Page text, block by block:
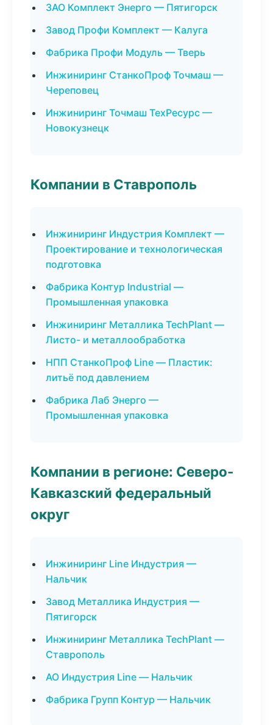
ЗАО Комплект Энерго — Пятигорск
Завод Профи Комплект — Калуга
Фабрика Профи Модуль — Тверь
Инжиниринг СтанкоПроф Точмаш —
Череповец
Инжиниринг Точмаш ТехРесурс —
Новокузнецк
Компании в Ставрополь
Инжиниринг Индустрия Комплект —
Проектирование и технологическая
подготовка
Фабрика Контур Industrial —
Промышленная упаковка
Инжиниринг Металлика TechPlant —
Листо- и металлообработка
НПП СтанкоПроф Line — Пластик:
литьё под давлением
Фабрика Лаб Энерго —
Промышленная упаковка
Компании в регионе: Северо-
Кавказский федеральный
округ
Инжиниринг Line Индустрия —
Нальчик
Завод Металлика Индустрия —
Пятигорск
Инжиниринг Металлика TechPlant —
Ставрополь
АО Индустрия Line — Нальчик
Фабрика Групп Контур — Нальчик